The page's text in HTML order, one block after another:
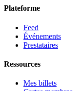
Plateforme
Feed
Événements
Prestataires
Ressources
Mes billets